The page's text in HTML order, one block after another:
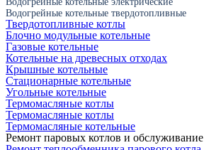
Водогрейные котельные твердотопливные
Твердотопливные котлы
Блочно модульные котельные
Газовые котельные
Котельные на древесных отходах
Крышные котельные
Стационарные котельные
Угольные котельные
Термомасляные котлы
Термомасляные котлы
Термомасляные котельные
Ремонт паровых котлов и обслуживание